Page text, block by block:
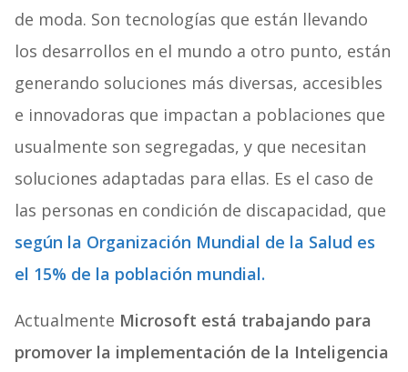
de moda. Son tecnologías que están llevando
los desarrollos en el mundo a otro punto, están
generando soluciones más diversas, accesibles
e innovadoras que impactan a poblaciones que
usualmente son segregadas, y que necesitan
soluciones adaptadas para ellas. Es el caso de
las personas en condición de discapacidad, que
según la Organización Mundial de la Salud es
el 15% de la población mundial.
Actualmente Microsoft está trabajando para
promover la implementación de la Inteligencia